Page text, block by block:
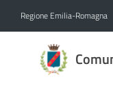
Regione Emilia-Romagna
Comune
di Castel